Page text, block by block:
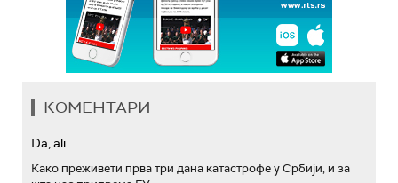
КОМЕНТАРИ
Da, ali...
Како преживети прва три дана катастрофе у Србији, и за